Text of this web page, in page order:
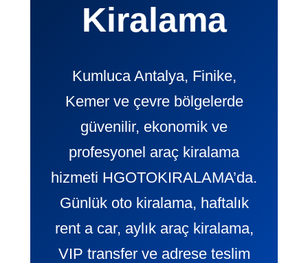
Kiralama
Kumluca Antalya, Finike,
Kemer ve çevre bölgelerde
güvenilir, ekonomik ve
profesyonel araç kiralama
hizmeti HGOTOKIRALAMA’da.
Günlük oto kiralama, haftalık
rent a car, aylık araç kiralama,
VIP transfer ve adrese teslim